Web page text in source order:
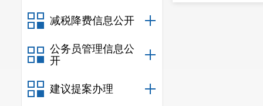
减税降费信息公开
公务员管理信息公
开
建议提案办理
提升票据管理力度